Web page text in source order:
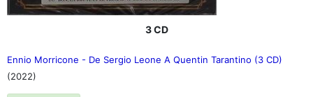
3 CD
Ennio Morricone - De Sergio Leone A Quentin Tarantino (3 CD)
(2022)